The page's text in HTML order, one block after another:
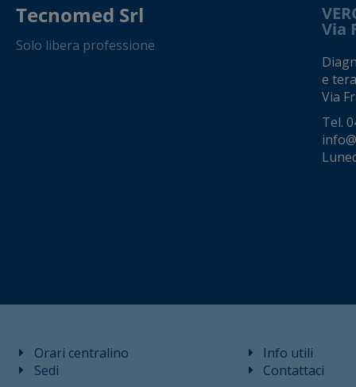
Tecnomed Srl
Solo libera professione
Via
e
Via
Tel.
Orari centralino
Sedi
Info utili
Contattaci